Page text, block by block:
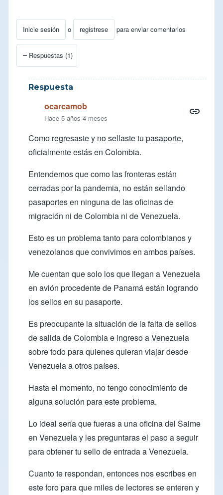
Inicie sesión o registrese para enviar comentarios
Respuestas (1)
Respuesta
ocarcamob
Hace 5 años 4 meses
Como regresaste y no sellaste tu pasaporte,
oficialmente estás en Colombia.
Entendemos que como las fronteras están
cerradas por la pandemia, no están sellando
pasaportes en ninguna de las oficinas de
migración ni de Colombia ni de Venezuela.
Esto es un problema tanto para colombianos y
venezolanos que convivimos en ambos países.
Me cuentan que solo los que llegan a Venezuela
en avión procedente de Panamá están logrando
los sellos en su pasaporte.
Es preocupante la situación de la falta de sellos
de salida de Colombia e ingreso a Venezuela
sobre todo para quienes quieran viajar desde
Venezuela a otros países.
Hasta el momento, no tengo conocimiento de
alguna solución para este problema.
Lo ideal sería que fueras a una oficina del Saime
en Venezuela y les preguntaras el paso a seguir
para obtener tu sello de entrada a Venezuela.
Cuanto te respondan, entonces nos escribes en
este foro para que miles de lectores se enteren y